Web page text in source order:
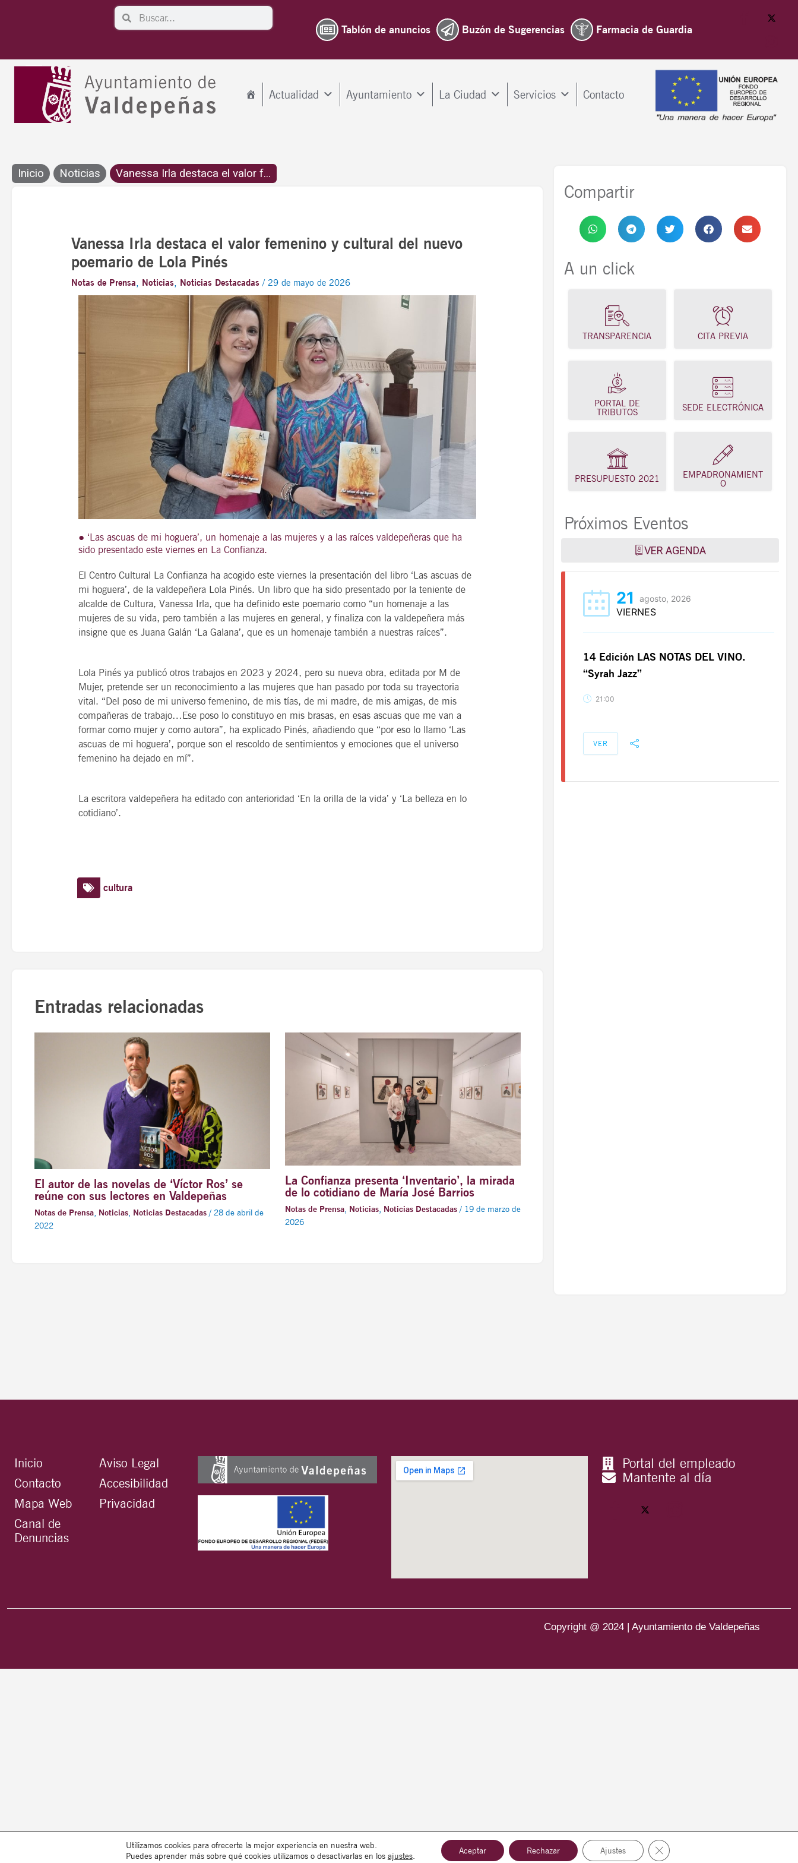
SearchSearch
Tablón de anuncios Buzón de Sugerencias Farmacia de Guardia
Actualidad Ayuntamiento La Ciudad Servicios Contacto
Inicio Noticias Vanessa Irla destaca el valor f...
Vanessa Irla destaca el valor femenino y cultural del nuevo
poemario de Lola Pinés
Notas de Prensa, Noticias, Noticias Destacadas /29 de mayo de 2026
● ‘Las ascuas de mi hoguera’, un homenaje a las mujeres y a las raíces valdepeñeras que ha
sido presentado este viernes en La Confianza.
El Centro Cultural La Confianza ha acogido este viernes la presentación del libro ‘Las ascuas de
mi hoguera’, de la valdepeñera Lola Pinés. Un libro que ha sido presentado por la teniente de
alcalde de Cultura, Vanessa Irla, que ha definido este poemario como “un homenaje a las
mujeres de su vida, pero también a las mujeres en general, y finaliza con la valdepeñera más
insigne que es Juana Galán ‘La Galana’, que es un homenaje también a nuestras raíces”.
Lola Pinés ya publicó otros trabajos en 2023 y 2024, pero su nueva obra, editada por M de
Mujer, pretende ser un reconocimiento a las mujeres que han pasado por toda su trayectoria
vital. “Del poso de mi universo femenino, de mis tías, de mi madre, de mis amigas, de mis
compañeras de trabajo…Ese poso lo constituyo en mis brasas, en esas ascuas que me van a
formar como mujer y como autora”, ha explicado Pinés, añadiendo que “por eso lo llamo ‘Las
ascuas de mi hoguera’, porque son el rescoldo de sentimientos y emociones que el universo
femenino ha dejado en mí”.
La escritora valdepeñera ha editado con anterioridad ‘En la orilla de la vida’ y ‘La belleza en lo
cotidiano’.
cultura
Entradas relacionadas
El autor de las novelas de ‘Víctor Ros’ se
reúne con sus lectores en Valdepeñas
Notas de Prensa, Noticias, Noticias Destacadas/ 28 de abril de
2022
La Confianza presenta ‘Inventario’, la mirada
de lo cotidiano de María José Barrios
Notas de Prensa, Noticias, Noticias Destacadas/ 19 de marzo de
2026
Compartir
A un click
TRANSPARENCIA CITA PREVIA
PORTAL DE
TRIBUTOS
SEDE ELECTRÓNICA
PRESUPUESTO 2021
EMPADRONAMIENT
O
Próximos Eventos
VER AGENDA
21 agosto, 2026
VIERNES
“Syrah Jazz”
21:00
VER
21 agosto, 2026
VIERNES
“Syrah Jazz”
21:00
VER
21 agosto, 2026
VIERNES
14 Edición LAS NOTAS DEL VINO.
“Syrah Jazz”
21:00
VER
Inicio
Contacto
Mapa Web
Canal de
Denuncias
Aviso Legal
Accesibilidad
Privacidad
Portal del empleado
Mantente al día
Copyright @ 2024 | Ayuntamiento de Valdepeñas
Utilizamos cookies para ofrecerte la mejor experiencia en nuestra web.
Puedes aprender más sobre qué cookies utilizamos o desactivarlas en los ajustes.
Aceptar Rechazar Ajustes Cerrar el banner de cookies RGPD